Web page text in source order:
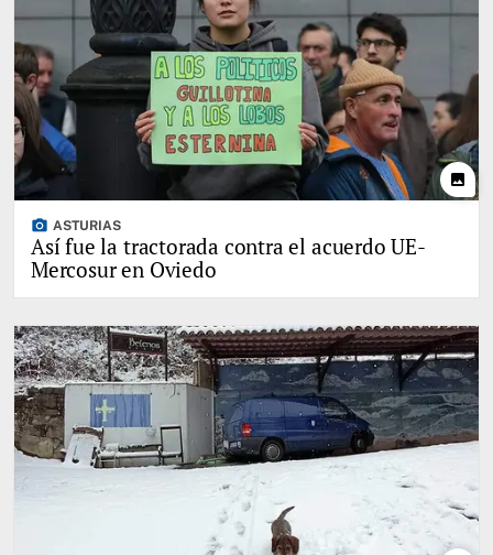
photo
photo_camera ASTURIAS
Así fue la tractorada contra el acuerdo UE-
Mercosur en Oviedo